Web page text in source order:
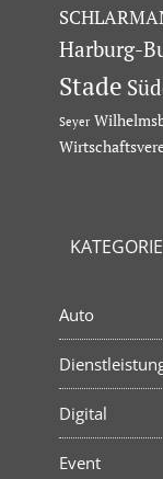
Harburg-
Stade
Seyer
Auto
Digital
Event